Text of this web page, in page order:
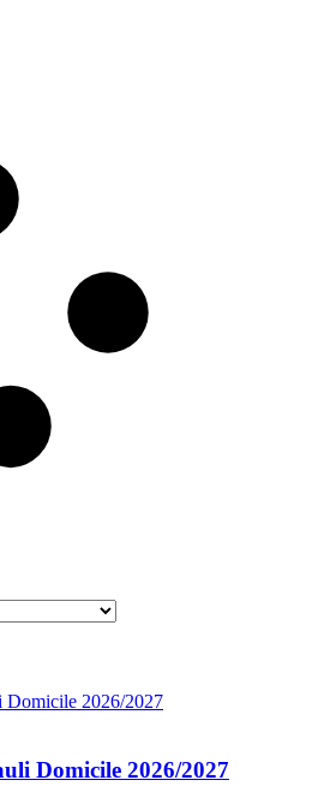
Domicile 2026/2027